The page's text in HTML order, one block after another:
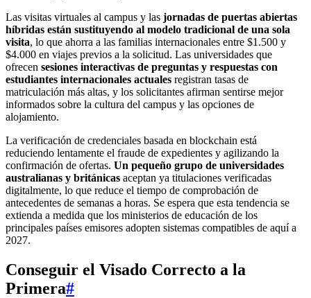
Las visitas virtuales al campus y las jornadas de puertas abiertas
híbridas están sustituyendo al modelo tradicional de una sola
visita, lo que ahorra a las familias internacionales entre $1.500 y
$4.000 en viajes previos a la solicitud. Las universidades que
ofrecen sesiones interactivas de preguntas y respuestas con
estudiantes internacionales actuales registran tasas de
matriculación más altas, y los solicitantes afirman sentirse mejor
informados sobre la cultura del campus y las opciones de
alojamiento.
La verificación de credenciales basada en blockchain está
reduciendo lentamente el fraude de expedientes y agilizando la
confirmación de ofertas. Un pequeño grupo de universidades
australianas y británicas aceptan ya titulaciones verificadas
digitalmente, lo que reduce el tiempo de comprobación de
antecedentes de semanas a horas. Se espera que esta tendencia se
extienda a medida que los ministerios de educación de los
principales países emisores adopten sistemas compatibles de aquí a
2027.
Conseguir el Visado Correcto a la
Primera#